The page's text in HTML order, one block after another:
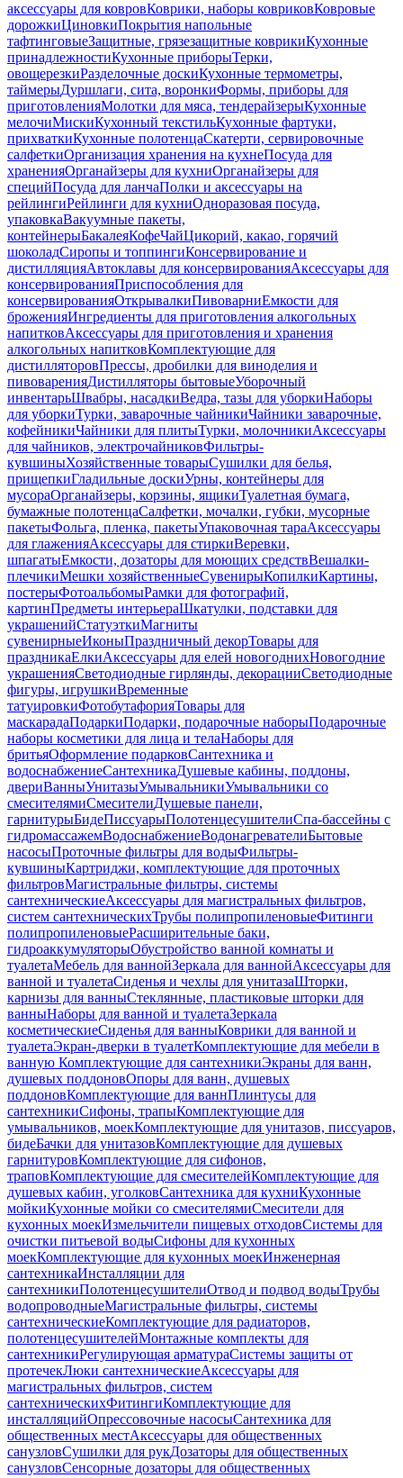
аксессуары для ковровКоврики, наборы ковриковКовровые
дорожкиЦиновкиПокрытия напольные
тафтинговыеЗащитные, грязезащитные коврикиКухонные
принадлежностиКухонные приборыТерки,
овощерезкиРазделочные доскиКухонные термометры,
таймерыДуршлаги, сита, воронкиФормы, приборы для
приготовленияМолотки для мяса, тендерайзерыКухонные
мелочиМискиКухонный текстильКухонные фартуки,
прихваткиКухонные полотенцаСкатерти, сервировочные
салфеткиОрганизация хранения на кухнеПосуда для
храненияОрганайзеры для кухниОрганайзеры для
специйПосуда для ланчаПолки и аксессуары на
рейлингиРейлинги для кухниОдноразовая посуда,
упаковкаВакуумные пакеты,
контейнерыБакалеяКофеЧайЦикорий, какао, горячий
шоколадСиропы и топпингиКонсервирование и
дистилляцияАвтоклавы для консервированияАксессуары для
консервированияПриспособления для
консервированияОткрывалкиПивоварниЕмкости для
броженияИнгредиенты для приготовления алкогольных
напитковАксессуары для приготовления и хранения
алкогольных напитковКомплектующие для
дистилляторовПрессы, дробилки для виноделия и
пивоваренияДистилляторы бытовыеУборочный
инвентарьШвабры, насадкиВедра, тазы для уборкиНаборы
для уборкиТурки, заварочные чайникиЧайники заварочные,
кофейникиЧайники для плитыТурки, молочникиАксессуары
для чайников, электрочайниковФильтры-
кувшиныХозяйственные товарыСушилки для белья,
прищепкиГладильные доскиУрны, контейнеры для
мусораОрганайзеры, корзины, ящикиТуалетная бумага,
бумажные полотенцаСалфетки, мочалки, губки, мусорные
пакетыФольга, пленка, пакетыУпаковочная тараАксессуары
для глаженияАксессуары для стиркиВеревки,
шпагатыЕмкости, дозаторы для моющих средствВешалки-
плечикиМешки хозяйственныеСувенирыКопилкиКартины,
постерыФотоальбомыРамки для фотографий,
картинПредметы интерьераШкатулки, подставки для
украшенийСтатуэткиМагниты
сувенирныеИконыПраздничный декорТовары для
праздникаЕлкиАксессуары для елей новогоднихНовогодние
украшенияСветодиодные гирлянды, декорацииСветодиодные
фигуры, игрушкиВременные
татуировкиФотобутафорияТовары для
маскарадаПодаркиПодарки, подарочные наборыПодарочные
наборы косметики для лица и телаНаборы для
бритьяОформление подарковСантехника и
водоснабжениеСантехникаДушевые кабины, поддоны,
двериВанныУнитазыУмывальникиУмывальники со
смесителямиСмесителиДушевые панели,
гарнитурыБидеПиссуарыПолотенцесушителиСпа-бассейны с
гидромассажемВодоснабжениеВодонагревателиБытовые
насосыПроточные фильтры для водыФильтры-
кувшиныКартриджи, комплектующие для проточных
фильтровМагистральные фильтры, системы
сантехническиеАксессуары для магистральных фильтров,
систем сантехническихТрубы полипропиленовыеФитинги
полипропиленовыеРасширительные баки,
гидроаккумуляторыОбустройство ванной комнаты и
туалетаМебель для ваннойЗеркала для ваннойАксессуары для
ванной и туалетаСиденья и чехлы для унитазаШторки,
карнизы для ванныСтеклянные, пластиковые шторки для
ванныНаборы для ванной и туалетаЗеркала
косметическиеСиденья для ванныКоврики для ванной и
туалетаЭкран-дверки в туалетКомплектующие для мебели в
ванную Комплектующие для сантехникиЭкраны для ванн,
душевых поддоновОпоры для ванн, душевых
поддоновКомплектующие для ваннПлинтусы для
сантехникиСифоны, трапыКомплектующие для
умывальников, моекКомплектующие для унитазов, писсуаров,
бидеБачки для унитазовКомплектующие для душевых
гарнитуровКомплектующие для сифонов,
траповКомплектующие для смесителейКомплектующие для
душевых кабин, уголковСантехника для кухниКухонные
мойкиКухонные мойки со смесителямиСмесители для
кухонных моекИзмельчители пищевых отходовСистемы для
очистки питьевой водыСифоны для кухонных
моекКомплектующие для кухонных моекИнженерная
сантехникаИнсталляции для
сантехникиПолотенцесушителиОтвод и подвод водыТрубы
водопроводныеМагистральные фильтры, системы
сантехническиеКомплектующие для радиаторов,
полотенцесушителейМонтажные комплекты для
сантехникиРегулирующая арматураСистемы защиты от
протечекЛюки сантехническиеАксессуары для
магистральных фильтров, систем
сантехническихФитингиКомплектующие для
инсталляцийОпрессовочные насосыСантехника для
общественных местАксессуары для общественных
санузловСушилки для рукДозаторы для общественных
санузловСенсорные дозаторы для общественных